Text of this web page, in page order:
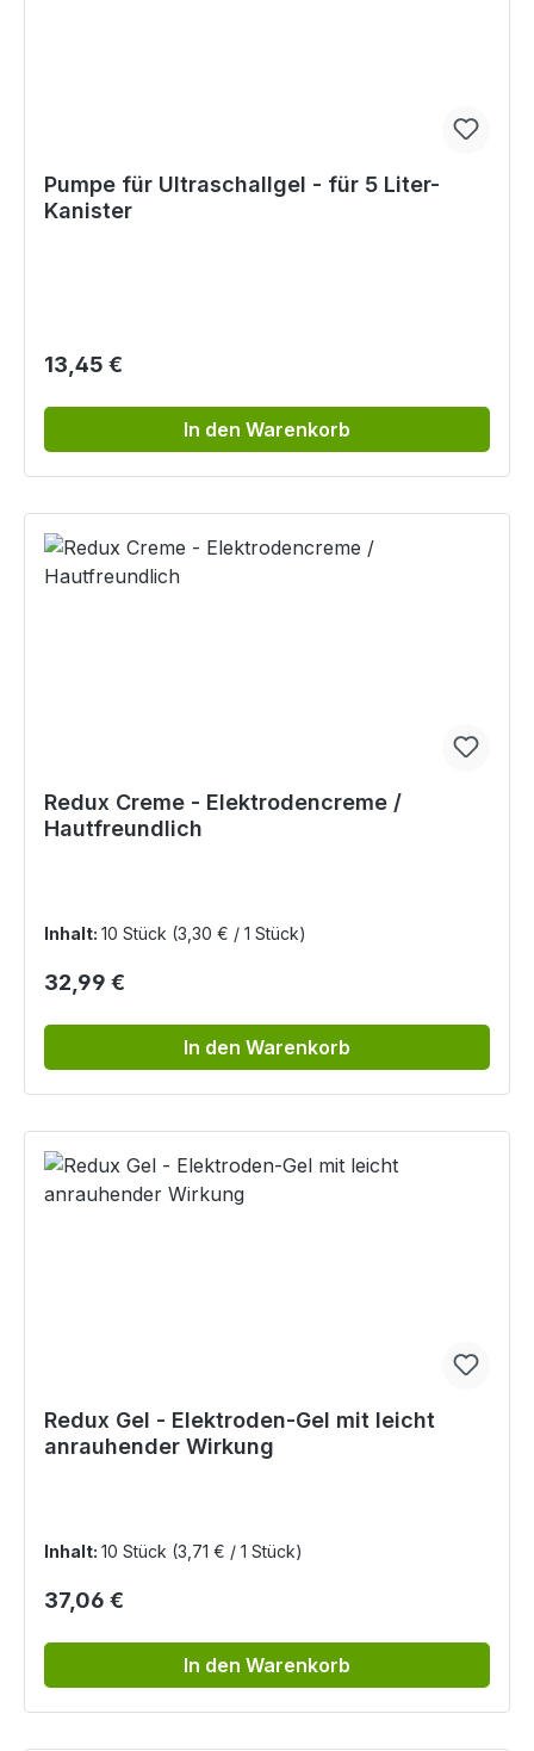
Pumpe für Ultraschallgel - für 5 Liter-
Kanister
Regulärer Preis:
13,45 €
In den Warenkorb
Redux Creme - Elektrodencreme /
Hautfreundlich
Inhalt: 10 Stück (3,30 € / 1 Stück)
Regulärer Preis:
32,99 €
In den Warenkorb
Redux Gel - Elektroden-Gel mit leicht
anrauhender Wirkung
Inhalt: 10 Stück (3,71 € / 1 Stück)
Regulärer Preis:
37,06 €
In den Warenkorb